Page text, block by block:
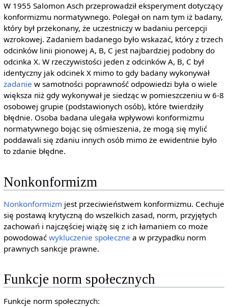
W 1955 Salomon Asch przeprowadził eksperyment dotyczący
konformizmu normatywnego. Polegał on nam tym iż badany,
który był przekonany, że uczestniczy w badaniu percepcji
wzrokowej. Zadaniem badanego było wskazać, który z trzech
odcinków linii pionowej A, B, C jest najbardziej podobny do
odcinka X. W rzeczywistości jeden z odcinków A, B, C był
identyczny jak odcinek X mimo to gdy badany wykonywał
zadanie w samotności poprawność odpowiedzi była o wiele
większa niż gdy wykonywał je siedząc w pomieszczeniu w 6-8
osobowej grupie (podstawionych osób), które twierdziły
błędnie. Osoba badana ulegała wpływowi konformizmu
normatywnego bojąc się ośmieszenia, że mogą się mylić
poddawali się zdaniu innych osób mimo że ewidentnie było
to zdanie błędne.
Nonkonformizm
Nonkonformizm jest przeciwieństwem konformizmu. Cechuje
się postawą krytyczną do wszelkich zasad, norm, przyjętych
zachowań i najczęściej wiążę się z ich łamaniem co może
powodować wykluczenie społeczne a w przypadku norm
prawnych sankcje prawne.
Funkcje norm społecznych
Funkcje norm społecznych: